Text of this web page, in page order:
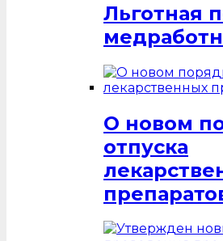
Льготная
О новом
отпуска